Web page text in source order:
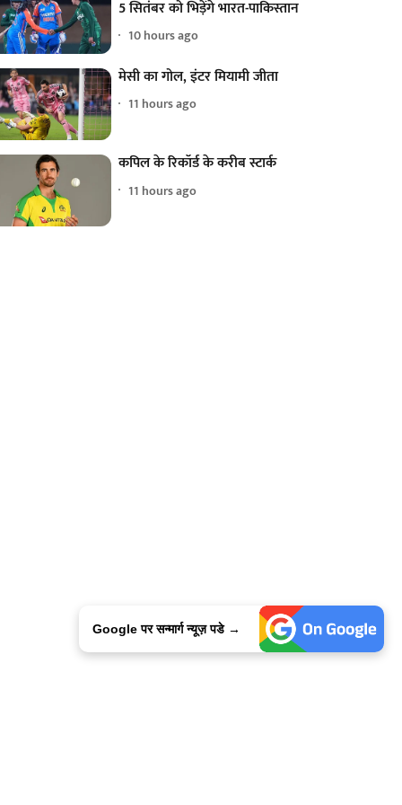
5 सितंबर को भिड़ेंगे भारत-पाकिस्तान
10 hours ago
मेसी का गोल, इंटर मियामी जीता
11 hours ago
कपिल के रिकॉर्ड के करीब स्टार्क
11 hours ago
Google पर सन्मार्ग न्यूज़ पडे →